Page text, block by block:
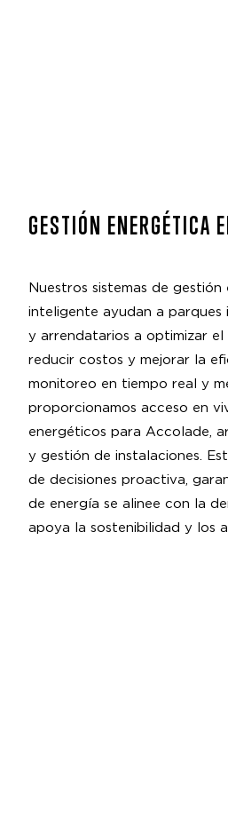
GESTIÓN ENERGÉTICA
Nuestros sistemas de gestión
inteligente ayudan a parques
y arrendatarios a optimizar el
reducir costos y mejorar la
monitoreo en tiempo real y
proporcionamos acceso en
energéticos para Accolade,
y gestión de instalaciones.
de decisiones proactiva,
de energía se alinee con la
apoya la sostenibilidad y los